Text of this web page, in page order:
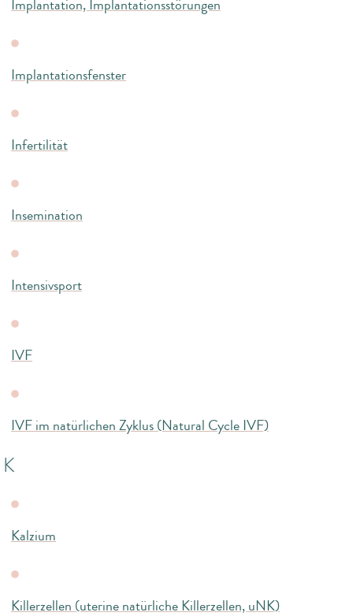
Implantation, Implantationsstörungen
Implantationsfenster
Infertilität
Insemination
Intensivsport
IVF
IVF im natürlichen Zyklus (Natural Cycle IVF)
K
Kalzium
Killerzellen (uterine natürliche Killerzellen, uNK)